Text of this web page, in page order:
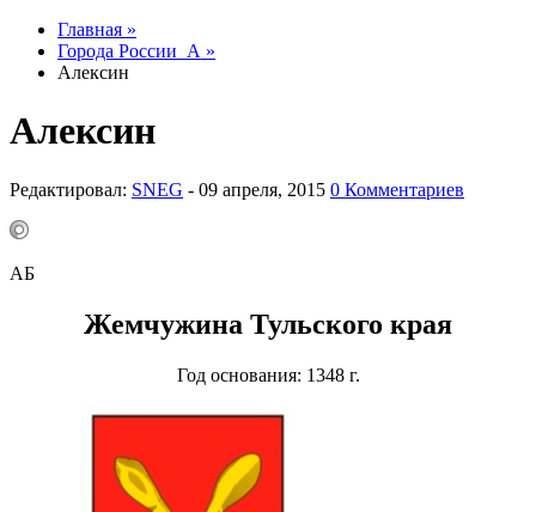
Главная »
Города России_А »
Алексин
Алексин
Редактировал: SNEG - 0 Комментариев
АБ
Жемчужина Тульского края
Год основания: 1348 г.